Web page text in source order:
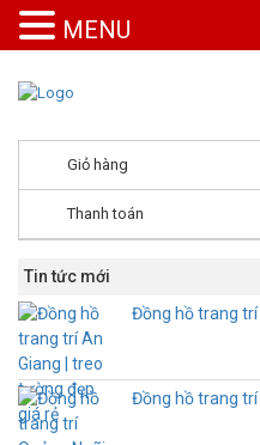
Giỏ hàng
Thanh toán
Tin tức mới
Đồng hồ trang trí
Đồng hồ trang trí
MENU